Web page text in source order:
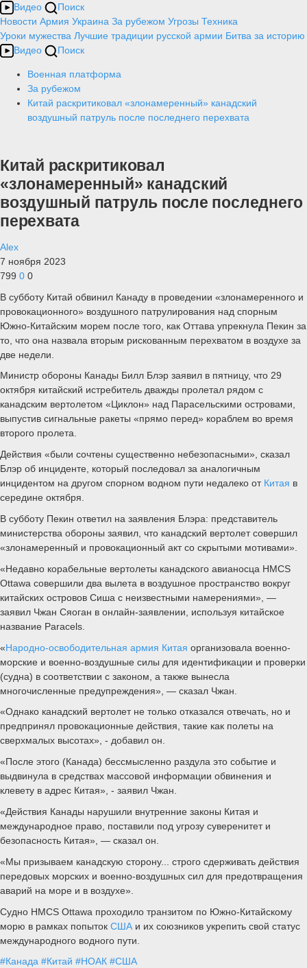
Видео
Поиск
Новости Армия Украина За рубежом Угрозы Техника
Уроки мужества Лучшие традиции русской армии Битва за историю
Видео
Поиск
Военная платформа
За рубежом
Китай раскритиковал «злонамеренный» канадский
воздушный патруль после последнего перехвата
Китай раскритиковал
«злонамеренный» канадский
воздушный патруль после последнего
перехвата
Alex
7 ноября 2023
799 0 0
В субботу Китай обвинил Канаду в проведении «злонамеренного и
провокационного» воздушного патрулирования над спорным
Южно-Китайским морем после того, как Оттава упрекнула Пекин за
то, что она назвала вторым рискованным перехватом в воздухе за
две недели.
Министр обороны Канады Билл Блэр заявил в пятницу, что 29
октября китайский истребитель дважды пролетал рядом с
канадским вертолетом «Циклон» над Парасельскими островами,
выпустив сигнальные ракеты «прямо перед» кораблем во время
второго пролета.
Действия «были сочтены существенно небезопасными», сказал
Блэр об инциденте, который последовал за аналогичным
инцидентом на другом спорном водном пути недалеко от Китая в
середине октября.
В субботу Пекин ответил на заявления Блэра: представитель
министерства обороны заявил, что канадский вертолет совершил
«злонамеренный и провокационный акт со скрытыми мотивами».
«Недавно корабельные вертолеты канадского авианосца HMCS
Ottawa совершили два вылета в воздушное пространство вокруг
китайских островов Сиша с неизвестными намерениями», —
заявил Чжан Сяоган в онлайн-заявлении, используя китайское
название Paracels.
«Народно-освободительная армия Китая организовала военно-
морские и военно-воздушные силы для идентификации и проверки
(судна) в соответствии с законом, а также вынесла
многочисленные предупреждения», — сказал Чжан.
«Однако канадский вертолет не только отказался отвечать, но и
предпринял провокационные действия, такие как полеты на
сверхмалых высотах», - добавил он.
«После этого (Канада) бессмысленно раздула это событие и
выдвинула в средствах массовой информации обвинения и
клевету в адрес Китая», - заявил Чжан.
«Действия Канады нарушили внутренние законы Китая и
международное право, поставили под угрозу суверенитет и
безопасность Китая», — сказал он.
«Мы призываем канадскую сторону... строго сдерживать действия
передовых морских и военно-воздушных сил для предотвращения
аварий на море и в воздухе».
Судно HMCS Ottawa проходило транзитом по Южно-Китайскому
морю в рамках попыток США и их союзников укрепить свой статус
международного водного пути.
#Канада #Китай #НОАК #США